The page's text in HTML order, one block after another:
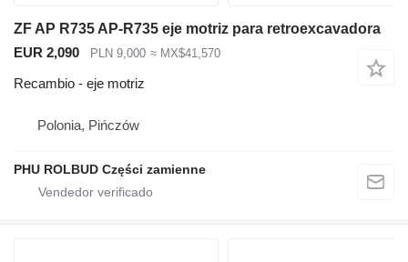
ZF AP R735 AP-R735 eje motriz para retroexcavadora
EUR 2,090
PLN 9,000 ≈ MX$41,570
Recambio - eje motriz
Polonia, Pińczów
PHU ROLBUD Części zamienne